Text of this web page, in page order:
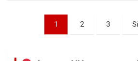
Paginación
1 2 3